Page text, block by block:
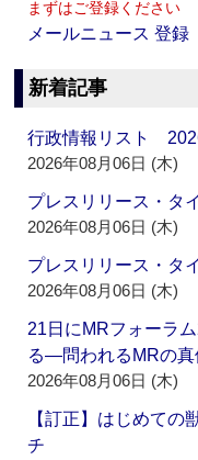
まずはご登録ください
メールニュース 登録
新着記事
行政情報リスト
2026年08月06日 (木)
プレスリリース・タ
2026年08月06日 (木)
プレスリリース・タ
2026年08月06日 (木)
21日にMRフォーラ
る―問われるMRの
2026年08月06日 (木)
【訂正】はじめて
チ